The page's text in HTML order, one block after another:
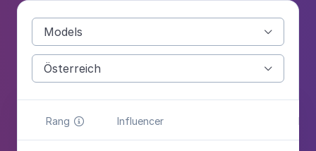
Models 
Österreich 
Rang  Influencer